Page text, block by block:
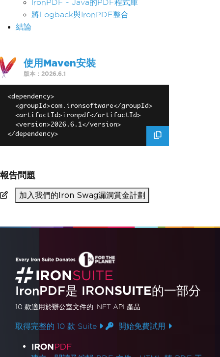
IronPDF - Java的PDF程式庫
將Logback與IronPDF整合
結論
使用Maven安裝
版本：2026.6.1
<dependency>
報告問題
加入我們的Iron Swag漏洞賞金計劃
IronPDF是 IRONSUITE的一部分
10 款適用於辦公室文件的 .NET API 產品
取得完整的 10 款 Suite 開始免費試用
產品連結